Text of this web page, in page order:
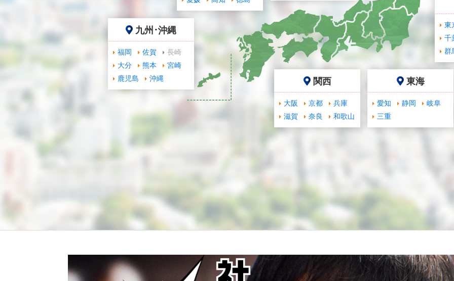
東
千
群
関西
大阪 京都
兵庫
滋賀
奈良 和歌山
東海
愛知 静岡
岐阜
三重
九州･沖縄
福岡 佐賀
長崎
大分
熊本
宮崎
鹿児島
沖縄